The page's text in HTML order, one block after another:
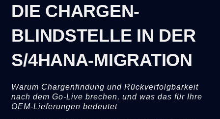
DIE CHARGEN-
BLINDSTELLE IN DER
S/4HANA-MIGRATION
Warum Chargenfindung und Rückverfolgbarkeit
nach dem Go-Live brechen, und was das für Ihre
OEM-Lieferungen bedeutet